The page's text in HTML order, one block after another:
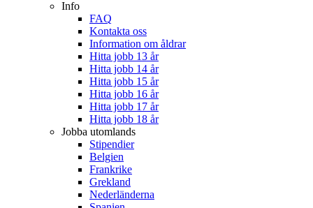
Info
FAQ
Kontakta oss
Information om åldrar
Hitta jobb 13 år
Hitta jobb 14 år
Hitta jobb 15 år
Hitta jobb 16 år
Hitta jobb 17 år
Hitta jobb 18 år
Jobba utomlands
Stipendier
Belgien
Frankrike
Grekland
Nederländerna